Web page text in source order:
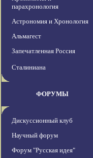
парахронология
Астрономия и Хронология
Альмагест
Запечатленная Россия
Сталиниана
ФОРУМЫ
Дискуссионный клуб
Научный форум
Форум "Русская идея"